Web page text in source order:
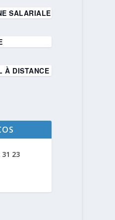
SALARIALE
À DISTANCE
31 23